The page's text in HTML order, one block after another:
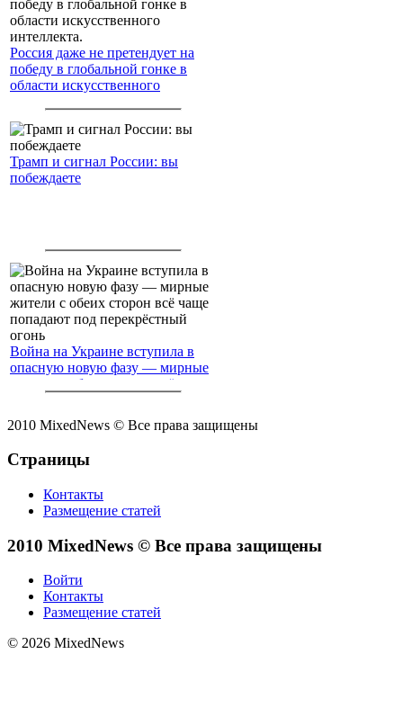
Россия даже не претендует на
победу в глобальной гонке в
области искусственного
Трамп и сигнал России: вы
побеждаете
Война на Украине вступила в
опасную новую фазу — мирные
жители с обеих сторон всё чаще
2010 MixedNews © Все права защищены
Страницы
Контакты
Размещение статей
2010 MixedNews © Все права защищены
Войти
Контакты
Размещение статей
© 2026 MixedNews